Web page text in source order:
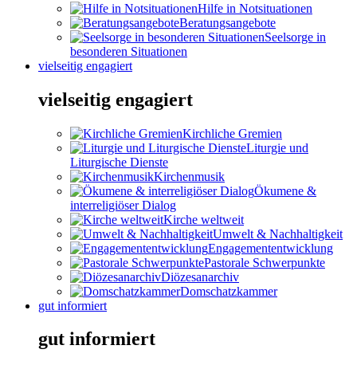
Hilfe in Notsituationen
Beratungsangebote
Seelsorge in
besonderen Situationen
vielseitig engagiert
vielseitig engagiert
Kirchliche Gremien
Liturgie und
Liturgische Dienste
Kirchenmusik
Ökumene &
interreligiöser Dialog
Kirche weltweit
Umwelt & Nachhaltigkeit
Engagemententwicklung
Pastorale Schwerpunkte
Diözesanarchiv
Domschatzkammer
gut informiert
gut informiert